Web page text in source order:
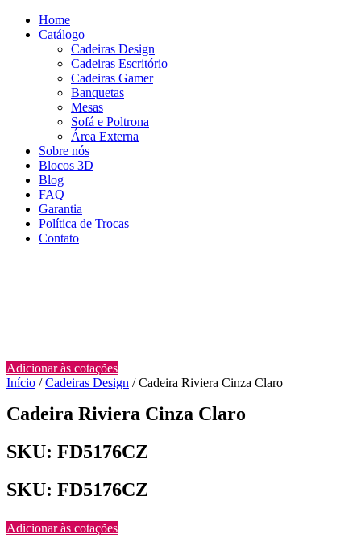
Home
Catálogo
Cadeiras Design
Cadeiras Escritório
Cadeiras Gamer
Banquetas
Mesas
Sofá e Poltrona
Área Externa
Sobre nós
Blocos 3D
Blog
FAQ
Garantia
Política de Trocas
Contato
Adicionar às cotações
Início /Cadeiras Design / Cadeira Riviera Cinza Claro
Cadeira Riviera Cinza Claro
SKU: FD5176CZ
SKU: FD5176CZ
Adicionar às cotações